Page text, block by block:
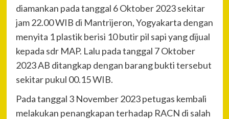
diamankan pada tanggal 6 Oktober 2023 sekitar
jam 22.00 WIB di Mantrijeron, Yogyakarta dengan
menyita 1 plastik berisi 10 butir pil sapi yang dijual
kepada sdr MAP. Lalu pada tanggal 7 Oktober
2023 AB ditangkap dengan barang bukti tersebut
sekitar pukul 00.15 WIB.
Pada tanggal 3 November 2023 petugas kembali
melakukan penangkapan terhadap RACN di salah